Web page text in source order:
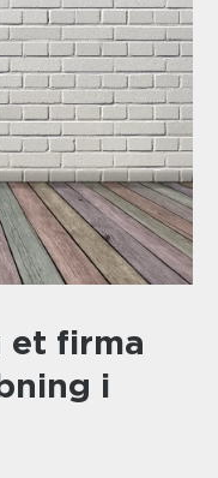
et firma
i